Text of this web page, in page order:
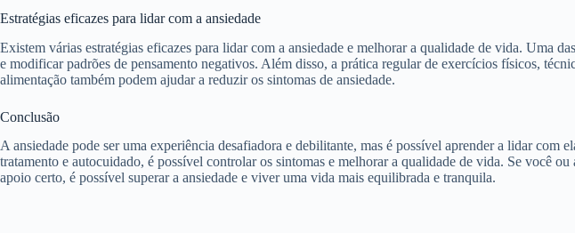
Estratégias eficazes para lidar com a ansiedade
Existem várias estratégias eficazes para lidar com a ansiedade e melhorar a qualidade de vida. Uma
e modificar padrões de pensamento negativos. Além disso, a prática regular de exercícios físicos,
alimentação também podem ajudar a reduzir os sintomas de ansiedade.
Conclusão
A ansiedade pode ser uma experiência desafiadora e debilitante, mas é possível aprender a lidar com
tratamento e autocuidado, é possível controlar os sintomas e melhorar a qualidade de vida. Se você
apoio certo, é possível superar a ansiedade e viver uma vida mais equilibrada e tranquila.